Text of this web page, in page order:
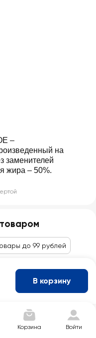
–
на
заменителей
жира – 50%.
до 99 рублей
В корзину
Корзина Войти